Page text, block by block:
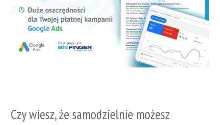
Czy wiesz, że samodzielnie możesz